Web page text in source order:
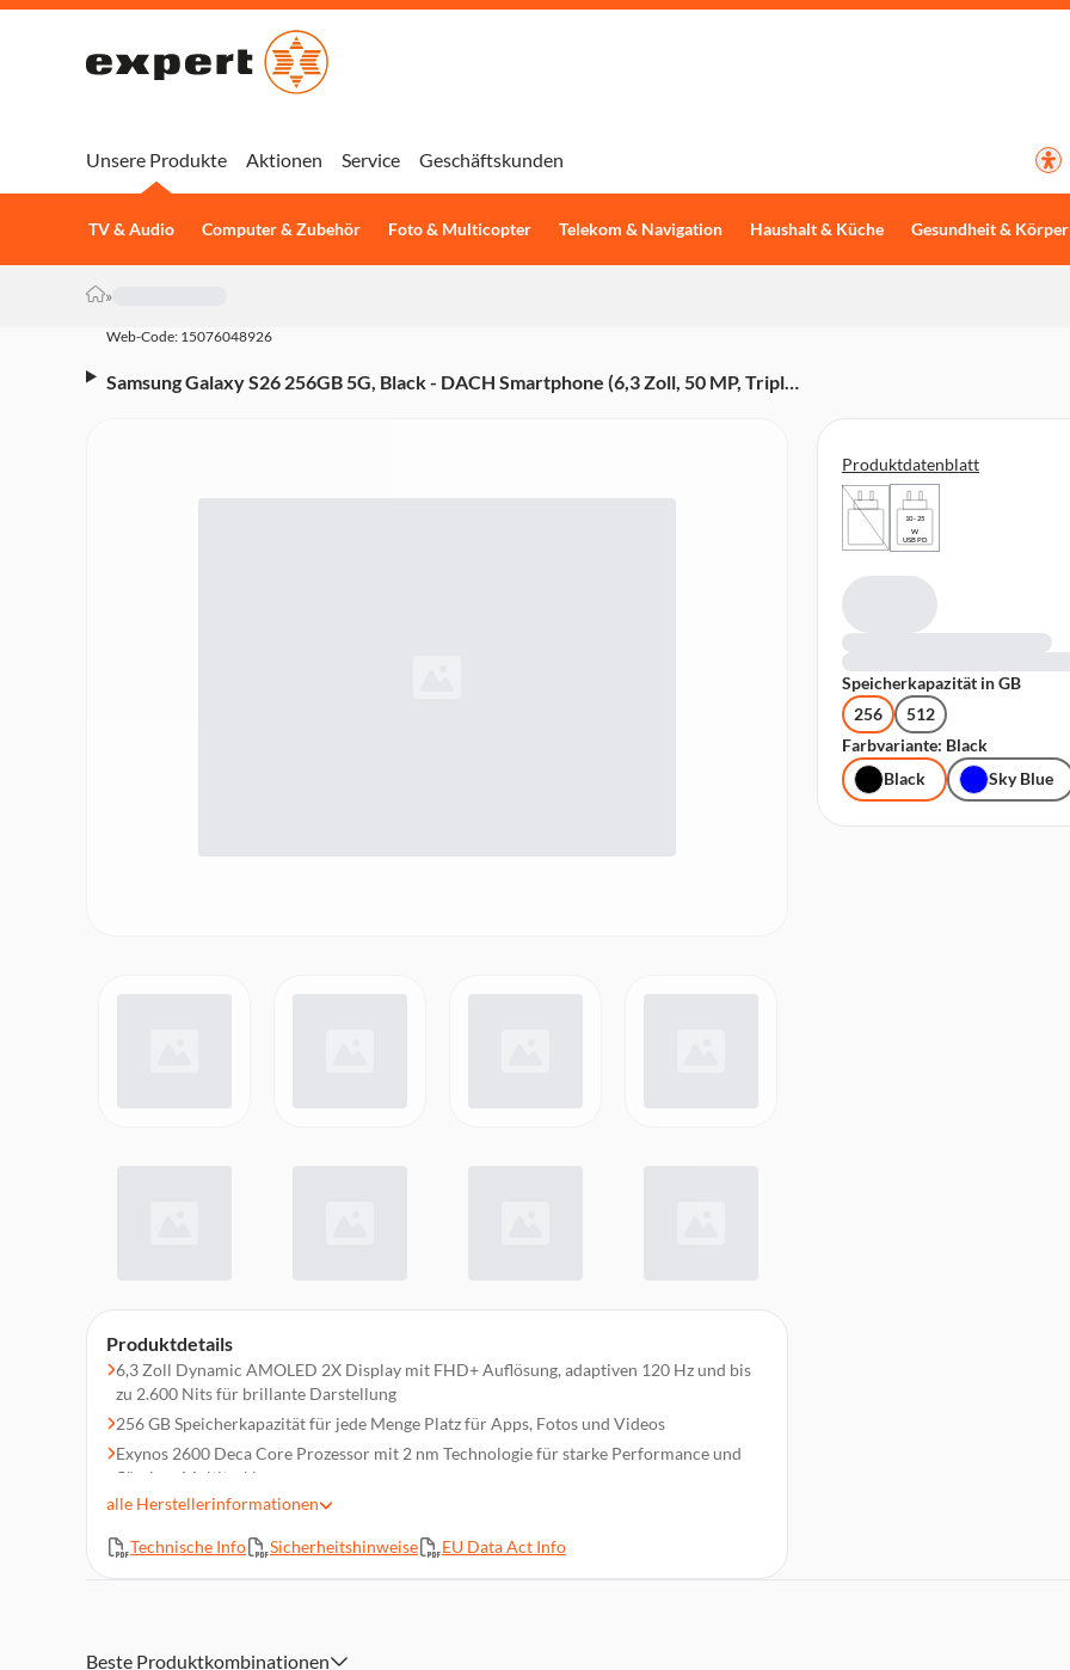
Unsere Produkte
TV & Audio Computer & Zubehör Foto & Multicopter Telekom & Navigation Haushalt & Küche Gesundheit &
Aktionen Service Geschäftskunden
»
Web-Code: 15076048926
Samsung Galaxy S26 256GB 5G, Black - DACH Smartphone (6,3 Zoll, 50 MP, Triple-
Produktdetails
6,3 Zoll Dynamic AMOLED 2X Display mit FHD+ Auflösung, adaptiven 120 Hz und bis
zu 2.600 Nits für brillante Darstellung
256 GB Speicherkapazität für jede Menge Platz für Apps, Fotos und Videos
Exynos 2600 Deca Core Prozessor mit 2 nm Technologie für starke Performance und
flüssiges Multitasking
50 MP Triple Kamera mit 3x optischem Zoom, 30x Space Zoom und 8K
12 GB LPDDR5X RAM für schnelle App Starts und reibungslose Nutzung
alle Herstellerinformationen
Technische Info Sicherheitshinweise EU Data Act Info
Produktdatenblatt
10 - 25
W
USB PD
Speicherkapazität in GB
256
512
Farbvariante: Black
Black
Sky Blue
Beste Produktkombinationen